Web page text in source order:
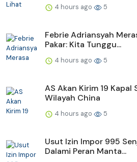
4 hours ago 5
Febrie Adriansyah
Pakar: Kita Tunggu...
4 hours ago 5
AS Akan Kirim 19 Kapal
Wilayah China
4 hours ago 5
Usut Izin Impor 995
Dalami Peran Manta...